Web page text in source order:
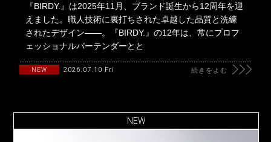
『BIRDY.』は2025年11月、ブランド誕生から12周年を迎
えました。職人技術に裏打ちされた卓越した品質と洗練
されたデザイン――。『BIRDY.』の12年は、常にプロフ
ェッショナルバーテンダーとと
NEW 2026.07.10 Fri 続きをよむ
NEW